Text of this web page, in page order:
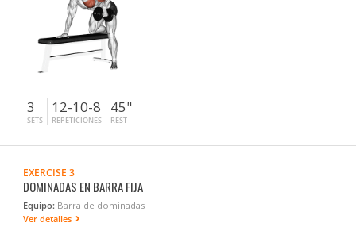
3
SETS
12-10-8
REPETICIONES
45"
REST
EXERCISE 3
DOMINADAS EN BARRA FIJA
Equipo: Barra de dominadas
Ver detalles